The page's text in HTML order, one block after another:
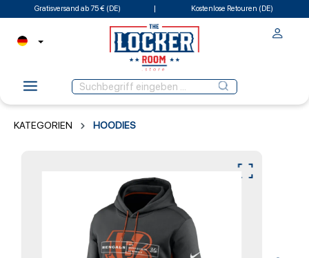
Gratisversand ab 75 € (DE) Kostenlose Retouren (DE)
KATEGORIEN HOODIES